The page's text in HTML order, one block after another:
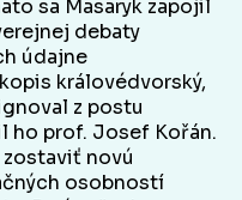
sa Masaryk zapojil
debaty
údajne
královédvorský,
z postu
ho prof. Josef Kořán.
novú
osobností